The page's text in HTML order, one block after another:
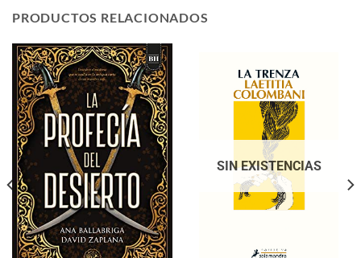
PRODUCTOS RELACIONADOS
SIN EXISTENCIAS